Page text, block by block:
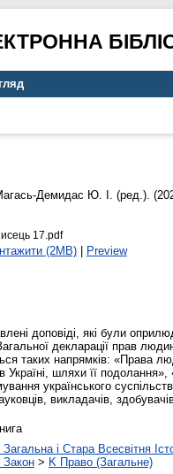
Демидас Ю. І. (ред.).
17.pdf
(2MB)| Preview
доповіді, які були
декларації прав
таких напрямків: «Права
Україні, шляхи її
українського суспільства
викладачів,
Загальна і Стара Всесвітня
Закон > K Право (Загальне)